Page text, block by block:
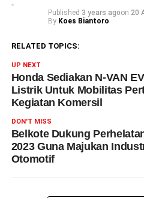
Published 3 years agoon 20
By Koes Biantoro
RELATED TOPICS:
UP NEXT
Honda Sediakan N-VAN
Listrik Untuk Mobilitas
Kegiatan Komersil
DON'T MISS
Belkote Dukung
2023 Guna Majukan
Otomotif